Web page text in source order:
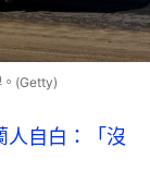
(Getty)
人自白：「沒